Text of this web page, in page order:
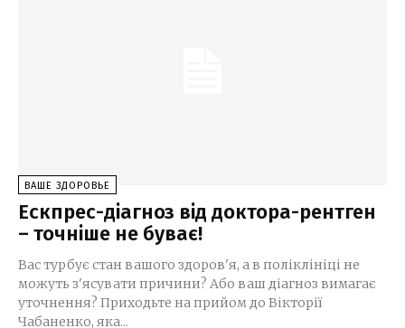
ВАШЕ ЗДОРОВЬЕ
Ескпрес-діагноз від доктора-рентген
– точніше не буває!
Вас турбує стан вашого здоров'я, а в поліклініці не
можуть з'ясувати причини? Або ваш діагноз вимагає
уточнення? Приходьте на прийом до Вікторії
Чабаненко, яка...